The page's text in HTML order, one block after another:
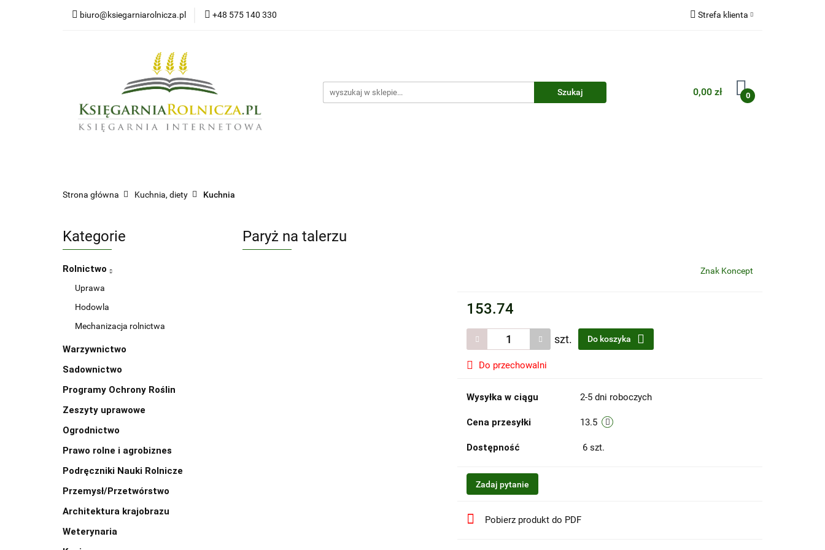
biuro@ksiegarniarolnicza.pl +48 575 140 330 Strefa klienta
Dodaj zgłoszenie
Zgody cookies
0,00 zł 0
Strona główna Kuchnia, diety Kuchnia
Kategorie
Rolnictwo
Uprawa
Hodowla
Mechanizacja rolnictwa
Warzywnictwo
Sadownictwo
Programy Ochrony Roślin
Zeszyty uprawowe
Ogrodnictwo
Prawo rolne i agrobiznes
Podręczniki Nauki Rolnicze
Przemysł/Przetwórstwo
Architektura krajobrazu
Weterynaria
Paryż na talerzu
Znak Koncept
153.74
szt. Do koszyka
Do przechowalni
Wysyłka w ciągu 2-5 dni roboczych
Cena przesyłki 13.5
Dostępność 6 szt.
Zadaj pytanie
Pobierz produkt do PDF